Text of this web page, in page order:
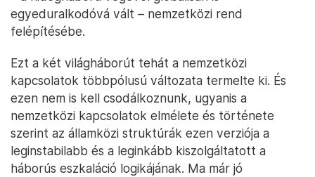
egyeduralkodóvá vált – nemzetközi rend
felépítésébe.
Ezt a két világháborút tehát a nemzetközi
kapcsolatok többpólusú változata termelte ki. És
ezen nem is kell csodálkoznunk, ugyanis a
nemzetközi kapcsolatok elmélete és története
szerint az államközi struktúrák ezen verziója a
leginstabilabb és a leginkább kiszolgáltatott a
háborús eszkaláció logikájának. Ma már jó